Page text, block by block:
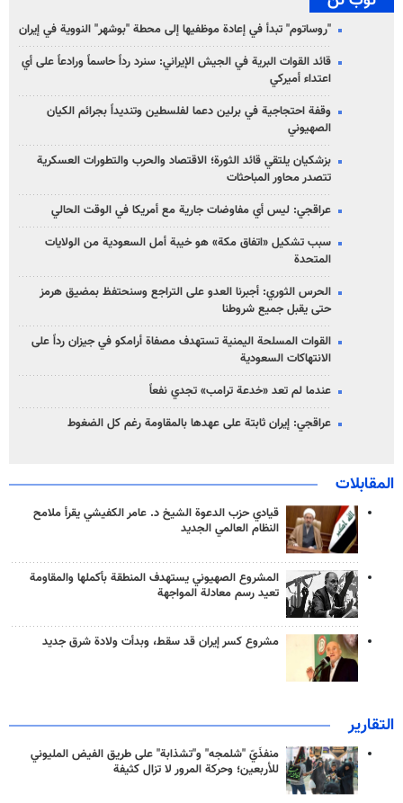
"روساتوم" تبدأ في إعادة موظفيها إلى محطة "بوشهر" النووية في إيران
قائد القوات البرية في الجيش الإيراني: سنرد رداً حاسماً ورادعاً على أي
اعتداء أميركي
وقفة احتجاجية في برلين دعما لفلسطين وتنديداً بجرائم الكيان
الصهیوني
بزشكيان يلتقي قائد الثورة؛ الاقتصاد والحرب والتطورات العسكرية
تتصدر محاور المباحثات
عراقجي: ليس أي مفاوضات جارية مع أمريكا في الوقت الحالي
سبب تشكيل «اتفاق مكة» هو خيبة أمل السعودية من الولايات
المتحدة
الحرس الثوري: أجبرنا العدو على التراجع وسنحتفظ بمضيق هرمز
حتى يقبل جميع شروطنا
القوات المسلحة اليمنية تستهدف مصفاة أرامكو في جيزان رداً على
الانتهاكات السعودية
عندما لم تعد «خدعة ترامب» تجدي نفعاً
عراقجي: إيران ثابتة على عهدها بالمقاومة رغم كل الضغوط
المقابلات
قيادي حزب الدعوة الشيخ د. عامر الكفيشي يقرأ ملامح
النظام العالمي الجديد
المشروع الصهيوني يستهدف المنطقة بأكملها والمقاومة
تعيد رسم معادلة المواجهة
مشروع كسر إيران قد سقط، وبدأت ولادة شرق جديد
التقارير
منفذَيّ "شلمجه" و"تشذابة" على طريق الفيض المليوني
للأربعين؛ وحركة المرور لا تزال كثيفة